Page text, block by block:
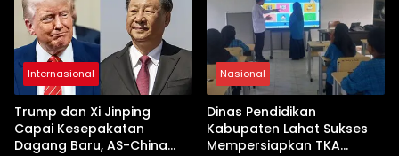
Internasional
Trump dan Xi Jinping
Capai Kesepakatan
Dagang Baru, AS-China
Nasional
Dinas Pendidikan
Kabupaten Lahat Sukses
Mempersiapkan TKA